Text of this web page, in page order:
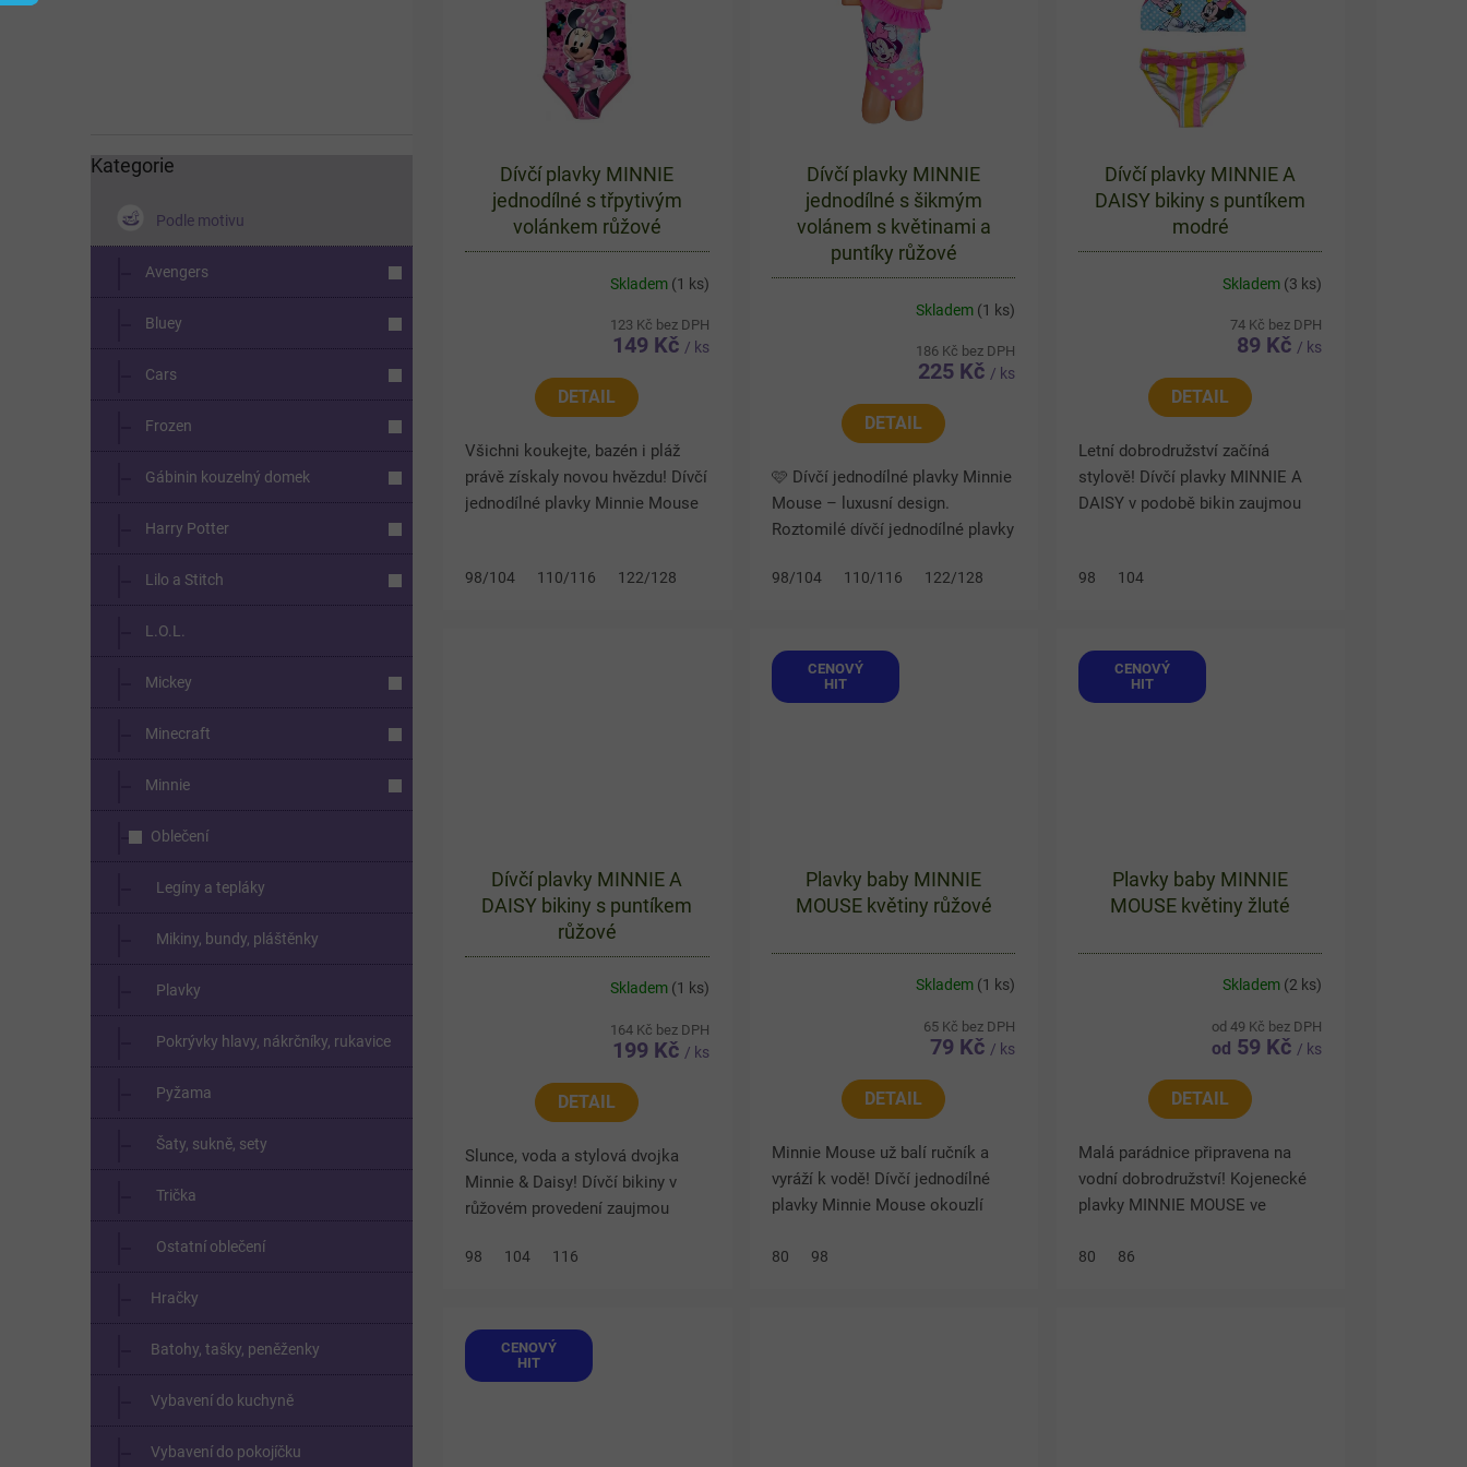
Přeskočit
Kategorie
Podle motivu
Avengers
Bluey
Cars
Frozen
Gábinin kouzelný domek
Harry Potter
Lilo a Stitch
L.O.L.
Mickey
Minecraft
Minnie
Oblečení
Legíny a tepláky
Mikiny, bundy, pláštěnky
Plavky
Pokrývky hlavy, nákrčníky, rukavice
Pyžama
Šaty, sukně, sety
Trička
Ostatní oblečení
Hračky
Batohy, tašky, peněženky
Vybavení do kuchyně
Vybavení do pokojíčku
Dívčí plavky MINNIE
jednodílné s třpytivým
volánkem růžové
Skladem (1 ks)
123 Kč bez DPH
149 Kč / ks
DETAIL
Všichni koukejte, bazén i pláž
právě získaly novou hvězdu! Dívčí
jednodílné plavky Minnie Mouse
oblíbené myšky Minnie a...
98/104 110/116 122/128
Dívčí plavky MINNIE
jednodílné s šikmým
volánem s květinami a
puntíky růžové
Skladem (1 ks)
186 Kč bez DPH
225 Kč / ks
DETAIL
🩷 Dívčí jednodílné plavky Minnie
Mouse – luxusní design.
Roztomilé dívčí jednodílné plavky
malá parádnice! Stylový design s
98/104 110/116 122/128
Dívčí plavky MINNIE A
DAISY bikiny s puntíkem
modré
Skladem (3 ks)
74 Kč bez DPH
89 Kč / ks
DETAIL
Letní dobrodružství začíná
stylově! Dívčí plavky MINNIE A
DAISY v podobě bikin zaujmou
zdobí roztomilý motiv Minnie a...
98 104
Dívčí plavky MINNIE A
DAISY bikiny s puntíkem
růžové
Skladem (1 ks)
164 Kč bez DPH
199 Kč / ks
DETAIL
Slunce, voda a stylová dvojka
Minnie & Daisy! Dívčí bikiny v
růžovém provedení zaujmou
pruhovanými kalhotkami. Hravá
98 104 116
CENOVÝ
HIT
Plavky baby MINNIE
MOUSE květiny růžové
Skladem (1 ks)
65 Kč bez DPH
79 Kč / ks
DETAIL
Minnie Mouse už balí ručník a
vyráží k vodě! Dívčí jednodílné
plavky Minnie Mouse okouzlí
motivem oblíbené myšky a
80 98
CENOVÝ
HIT
Plavky baby MINNIE
MOUSE květiny žluté
Skladem (2 ks)
od 49 Kč bez DPH
od 59 Kč / ks
DETAIL
Malá parádnice připravena na
vodní dobrodružství! Kojenecké
plavky MINNIE MOUSE ve
motivem zaujmou hravým
80 86
CENOVÝ
HIT